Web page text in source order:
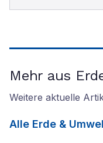
Mehr aus
Weitere aktuelle
Alle Erde &